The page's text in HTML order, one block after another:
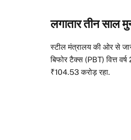
लगातार तीन साल
स्टील मंत्रालय की ओर से
बिफोर टैक्स (PBT) वित्त
₹104.53 करोड़ रहा.